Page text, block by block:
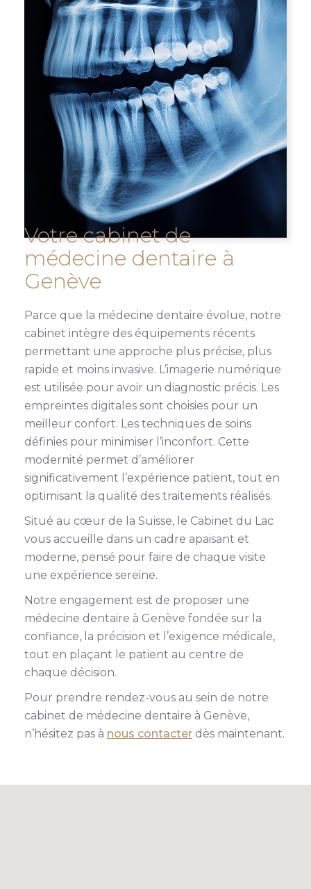
Votre cabinet de
médecine dentaire à
Genève
Parce que la médecine dentaire évolue, notre
cabinet intègre des équipements récents
permettant une approche plus précise, plus
rapide et moins invasive. L’imagerie numérique
est utilisée pour avoir un diagnostic précis. Les
empreintes digitales sont choisies pour un
meilleur confort. Les techniques de soins
définies pour minimiser l’inconfort. Cette
modernité permet d’améliorer
significativement l’expérience patient, tout en
optimisant la qualité des traitements réalisés.
Situé au cœur de la Suisse, le Cabinet du Lac
vous accueille dans un cadre apaisant et
moderne, pensé pour faire de chaque visite
une expérience sereine.
Notre engagement est de proposer une
médecine dentaire à Genève fondée sur la
confiance, la précision et l’exigence médicale,
tout en plaçant le patient au centre de
chaque décision.
Pour prendre rendez-vous au sein de notre
cabinet de médecine dentaire à Genève,
n’hésitez pas à nous contacter dès maintenant.